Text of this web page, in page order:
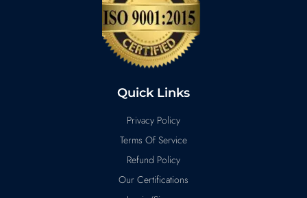
Quick Links
Privacy Policy
Terms Of Service
Refund Policy
Our Certifications